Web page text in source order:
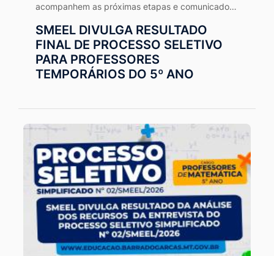
acompanhem as próximas etapas e comunicados
SMEEL DIVULGA RESULTADO
FINAL DE PROCESSO SELETIVO
PARA PROFESSORES
TEMPORÁRIOS DO 5º ANO